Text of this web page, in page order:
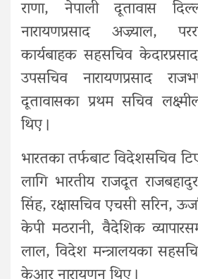
राणा, नेपाली दूतावास
नारायणप्रसाद अज्र्याल,
कार्यबाहक सहसचिव
उपसचिव नारायणप्रसाद
दूतावासका प्रथम सचिव
थिए ।
भारतका तर्फबाट विदेशसचिव
लागि भारतीय राजदूत
सिंह, रक्षासचिव एचसी सरिन,
केपी मठरानी, वैदेशिक
लाल, विदेश मन्त्रालयका